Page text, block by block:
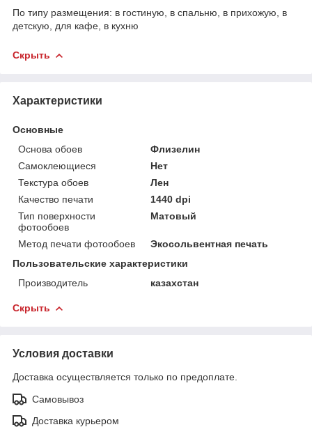
По типу размещения: в гостиную, в спальню, в прихожую, в
детскую, для кафе, в кухню
Скрыть
Характеристики
Основные
Основа обоев
Флизелин
Самоклеющиеся
Нет
Текстура обоев
Лен
Качество печати
1440 dpi
Тип поверхности
фотообоев
Матовый
Метод печати фотообоев
Экосольвентная печать
Пользовательские характеристики
Производитель
казахстан
Скрыть
Условия доставки
Доставка осуществляется только по предоплате.
Самовывоз
Доставка курьером